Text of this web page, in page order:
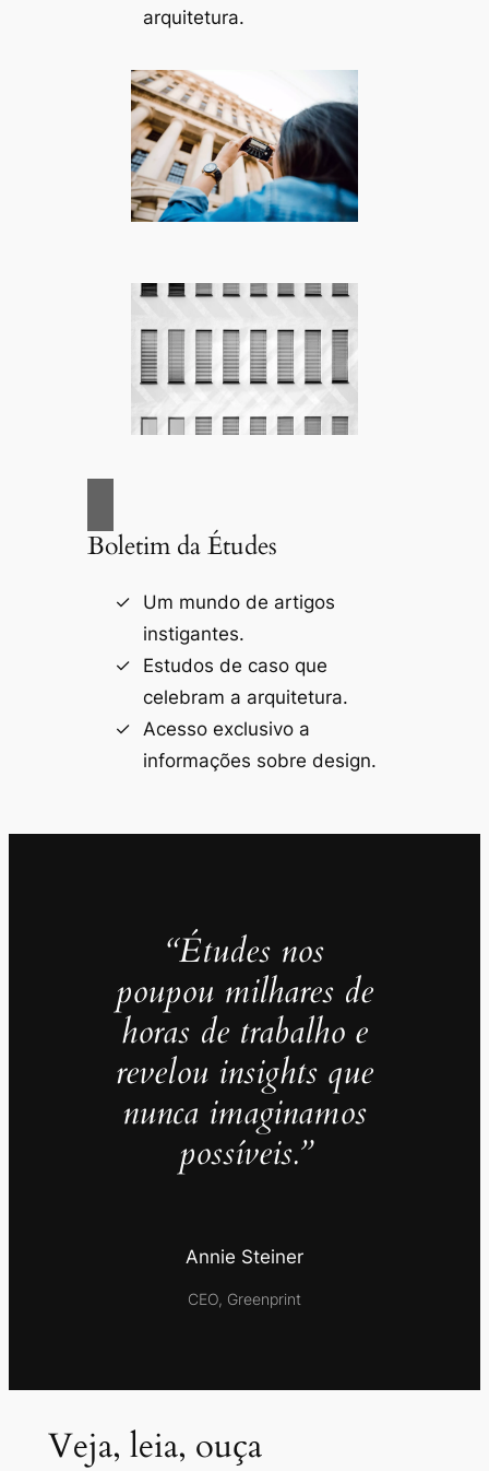
arquitetura.
Boletim da Études
Um mundo de artigos
instigantes.
Estudos de caso que
celebram a arquitetura.
Acesso exclusivo a
informações sobre design.
“Études nos
poupou milhares de
horas de trabalho e
revelou insights que
nunca imaginamos
possíveis.”
Annie Steiner
CEO, Greenprint
Veja, leia, ouça